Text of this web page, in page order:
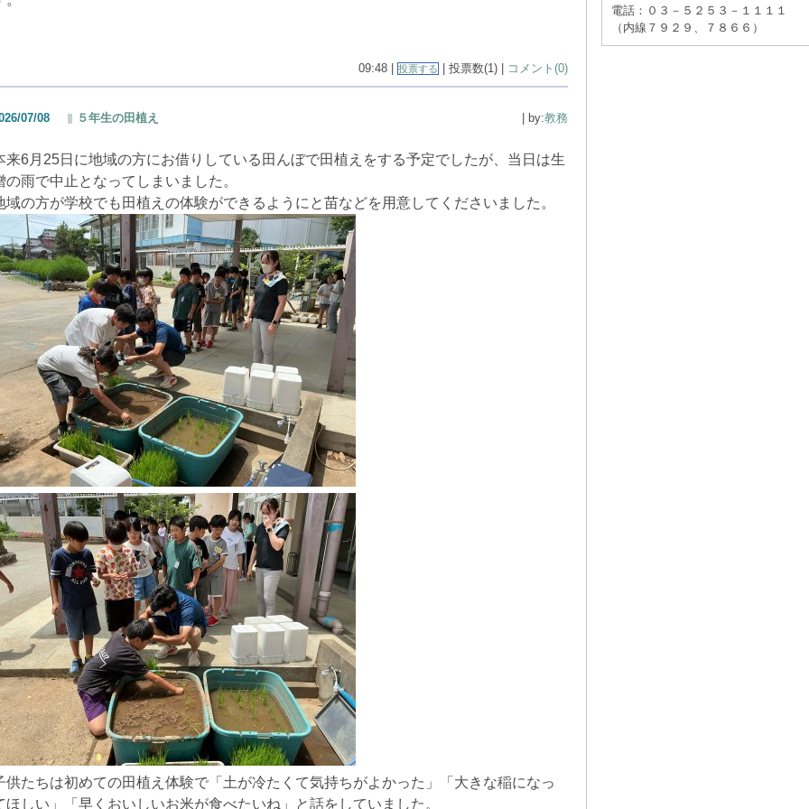
09:48 | 投票する | 投票数(1) | コメント(0)
07/08 ５年生の田植え | by:教務
来6月25日に地域の方にお借りしている田んぼで田植えをする予定でしたが、当日は生
の雨で中止となってしまいました。
域の方が学校でも田植えの体験ができるようにと苗などを用意してくださいました。
供たちは初めての田植え体験で「土が冷たくて気持ちがよかった」「大きな稲になっ
ほしい」「早くおいしいお米が食べたいね」と話をしていました。
電話：０３－５２５３－１１１１
（内線７９２９、７８６６）